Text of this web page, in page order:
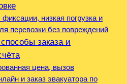
низкая погрузка и
перевозки без повреждений
заказа и
цена, вызов
и заказ эвакуатора по